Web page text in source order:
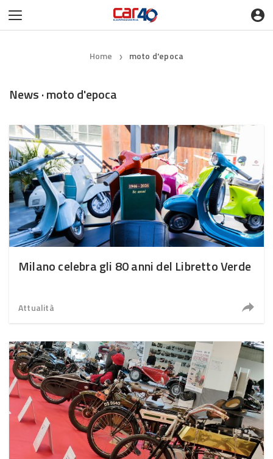
Home ❯ moto d'epoca
News · moto d'epoca
Milano celebra gli 80 anni del Libretto Verde
Attualità